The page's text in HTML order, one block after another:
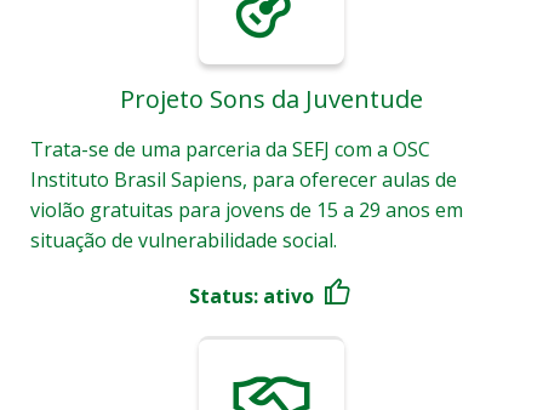
Projeto Sons da Juventude
Trata-se de uma parceria da SEFJ com a OSC
Instituto Brasil Sapiens, para oferecer aulas de
violão gratuitas para jovens de 15 a 29 anos em
situação de vulnerabilidade social.
Status: ativo